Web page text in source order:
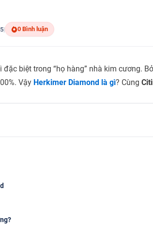
| 0 Bình luận
biệt trong “họ hàng” nhà kim cương.
Vậy Herkimer Diamond là gì? Cùng